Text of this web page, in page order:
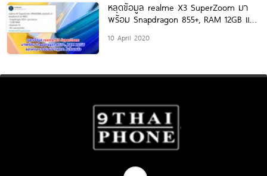
หลุดข้อมูล realme X3 SuperZoom มา
พร้อม Snapdragon 855+, RAM 12GB และ
10 April 2020